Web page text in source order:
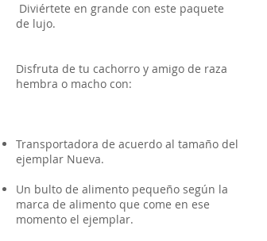
Diviértete en grande con este paquete
de lujo.
Disfruta de tu cachorro y amigo de raza
hembra o macho con:
Transportadora de acuerdo al tamaño del
ejemplar Nueva.
Un bulto de alimento pequeño según la
marca de alimento que come en ese
momento el ejemplar.